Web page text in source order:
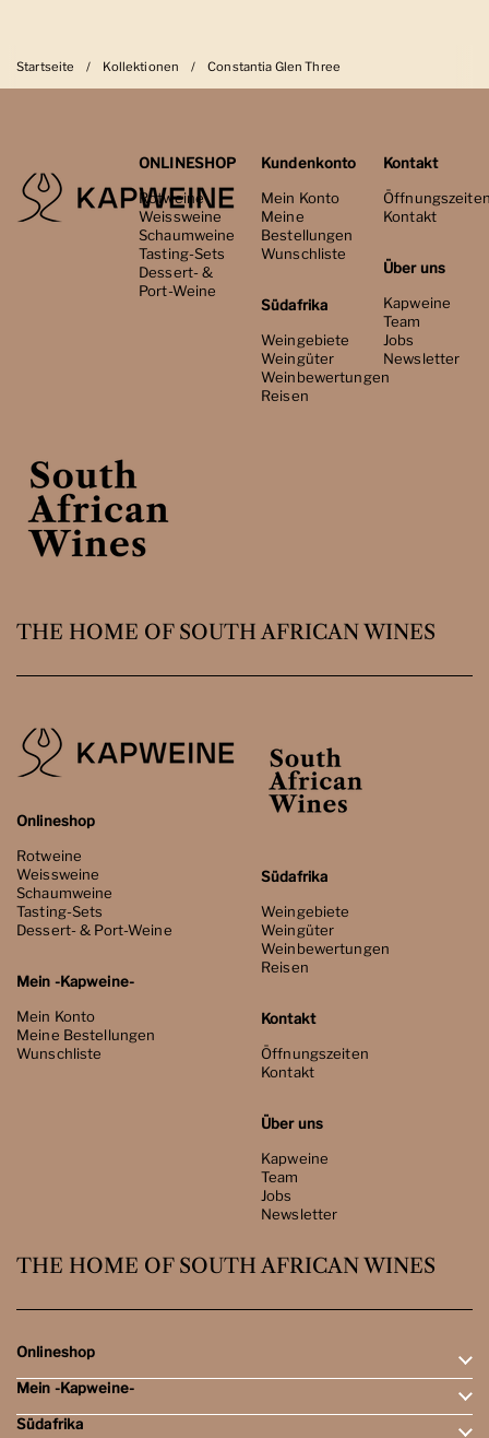
Startseite / Kollektionen / Constantia Glen Three
ONLINESHOP
Rotweine
Weissweine
Schaumweine
Tasting-Sets
Dessert- &
Port-Weine
Kundenkonto
Mein Konto
Meine
Bestellungen
Wunschliste
Südafrika
Weingebiete
Weingüter
Weinbewertungen
Reisen
Kontakt
Kontakt
Über uns
Kapweine
Team
Jobs
Newsletter
THE HOME OF SOUTH AFRICAN WINES
Onlineshop
Rotweine
Weissweine
Schaumweine
Tasting-Sets
Dessert- & Port-Weine
Mein -Kapweine-
Mein Konto
Meine Bestellungen
Wunschliste
Südafrika
Weingebiete
Weingüter
Weinbewertungen
Reisen
Kontakt
Öffnungszeiten
Kontakt
Über uns
Kapweine
Team
Jobs
Newsletter
THE HOME OF SOUTH AFRICAN WINES
Onlineshop
Rotweine
Weissweine
Schaumweine
Mein -Kapweine-
Mein Konto
Südafrika